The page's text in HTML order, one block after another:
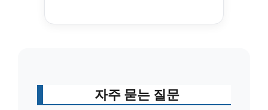
자주 묻는 질문